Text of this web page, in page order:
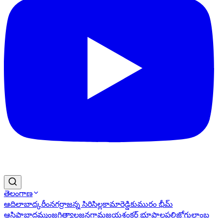
తెలంగాణ
ఆదిలాబాద్కరీంనగర్రాజన్న సిరిసిల్లకామారెడ్డికుమురం భీమ్
ఆసిఫాబాద్ఖమ్మంజగిత్యాలజనగామజయశంకర్ భూపాలపల్లిజోగులాంబ